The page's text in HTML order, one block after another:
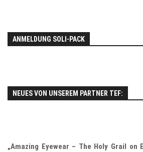
ANMELDUNG SOLI-PACK
NEUES VON UNSEREM PARTNER TEF:
„Amazing Eyewear – The Holy Grail on